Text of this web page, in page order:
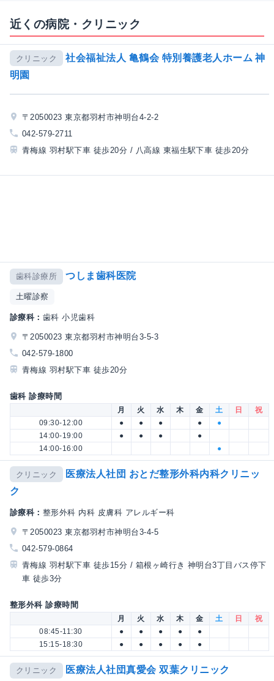
近くの病院・クリニック
クリニック
社会福祉法人 亀鶴会 特別養護老人ホーム 神
明園
〒2050023 東京都羽村市神明台4-2-2
042-579-2711
青梅線 羽村駅下車 徒歩20分 / 八高線 東福生駅下車 徒歩20分
歯科診療所 つしま歯科医院
土曜診察
診療科： 歯科 小児歯科
〒2050023 東京都羽村市神明台3-5-3
042-579-1800
青梅線 羽村駅下車 徒歩20分
歯科 診療時間
月 火 水 木 金 土 日
祝
09:30-12:00
● ● ● ●
●
14:00-19:00
● ● ●
●
14:00-16:00
●
クリニック
医療法人社団 おとだ整形外科内科クリニッ
ク
診療科： 整形外科 内科 皮膚科 アレルギー科
〒2050023 東京都羽村市神明台3-4-5
042-579-0864
青梅線 羽村駅下車 徒歩15分 / 箱根ヶ崎行き 神明台3丁目バス停下
車 徒歩3分
整形外科 診療時間
月 火 水 木 金 土 日
祝
08:45-11:30
● ● ● ●
●
15:15-18:30
● ● ● ● ●
クリニック 医療法人社団真愛会 双葉クリニック